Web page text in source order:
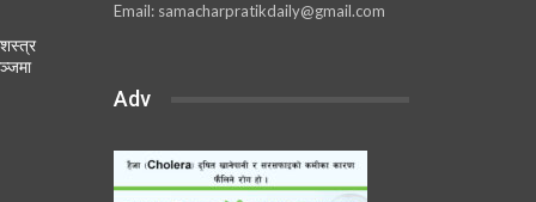
Email: samacharpratikdaily@gmail.com
Adv